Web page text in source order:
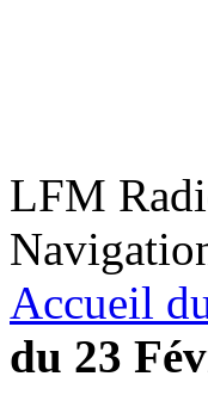
LFM
Accueil
du 23